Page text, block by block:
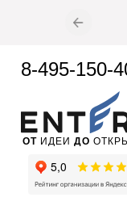
ОТ ИДЕИ ДО
8-495-150-